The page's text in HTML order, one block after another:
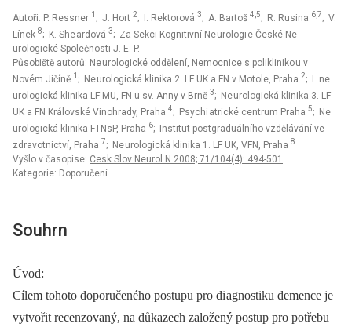
Autoři: P. Ressner 1 ; J. Hort 2; I. Rektorová 3; A. Bartoš 4,5; R. Rusina 6,7; V.
Línek 8; K. She ardová 3; Za Sekci Kognitivní Ne urologi e České Ne
urologické Společnosti J. E. P.
Působiště autorů: Ne urologické oddělení, Nemocnice s polikliniko u v
Novém Jičíně 1 ; Ne urologická klinika 2. LF UK a FN v Motole, Praha 2; I. ne
urologická klinika LF MU, FN u sv. Anny v Brně 3; Ne urologická klinika 3. LF
UK a FN Královské Vinohrady, Praha 4; Psychi atrické centrum Praha 5; Ne
urologická klinika FTNsP, Praha 6; Institut postgraduálního vzdělávání ve
zdravotnictví, Praha 7; Ne urologická klinika 1. LF UK, VFN, Praha 8
Vyšlo v časopise: Cesk Slov Neurol N 2008; 71/104(4): 494-501
Kategorie: Doporučení
Souhrn
Úvod:
Cílem tohoto doporučeného postupu pro di agnostiku demence je
vytvořit recenzovaný, na důkazech založený postup pro potřebu